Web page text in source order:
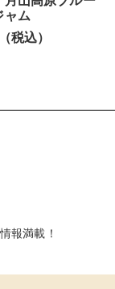
ャム
税込）
報満載！